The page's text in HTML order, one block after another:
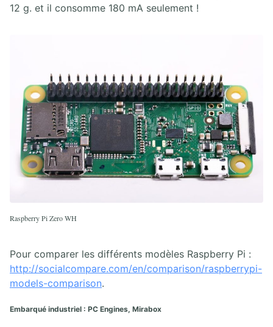
12 g. et il consomme 180 mA seulement !
Raspberry Pi Zero WH
Pour comparer les différents modèles Raspberry Pi :
http://socialcompare.com/en/comparison/raspberrypi-
models-comparison.
Embarqué industriel : PC Engines, Mirabox